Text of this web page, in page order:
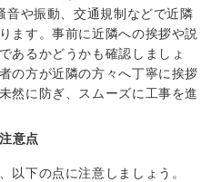
音や振動、交通規制などで近隣
ます。事前に近隣への挨拶や説
あるかどうかも確認しましょ
の方が近隣の方々へ丁寧に挨拶
然に防ぎ、スムーズに工事を進
意点
以下の点に注意しましょう。